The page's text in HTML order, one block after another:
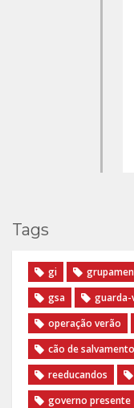
Tags
gi
gsa
guarda-
operação verão
cão de salvamento
reeducandos
governo presente